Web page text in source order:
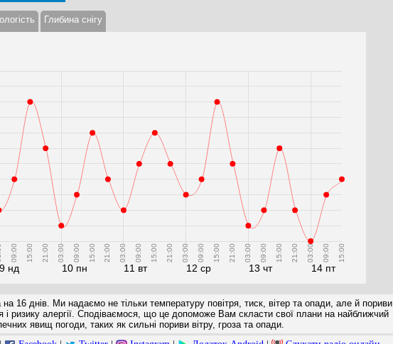
Глибина снігу
9 нд
09:00 15:00 21:00
10 пн
03:00 09:00 15:00 21:00
11 вт
03:00 09:00 15:00 21:00
12 ср
03:00 09:00 15:00 21:00
13 чт
03:00 09:00 15:00 21:00
14 пт
03:00 09:00 15:00
на 16 днів. Ми надаємо не тільки температуру повітря, тиск, вітер та опади, але й пориви
і ризику алергії. Сподіваємося, що це допоможе Вам скласти свої плани на найближчий
явищ погоди, таких як сильні пориви вітру, гроза та опади.